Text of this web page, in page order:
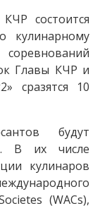
состоится​
кулинарному​
Главы КЧР и
сразятся​ 10
будут
В их числе
кулинаров
(WACs),​